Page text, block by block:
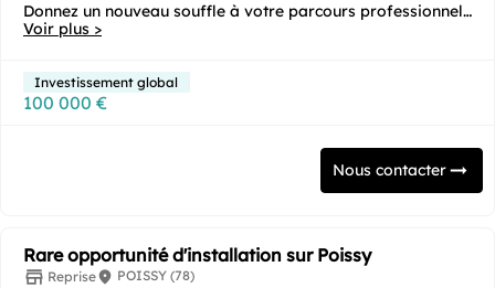
Donnez un nouveau souffle à votre parcours professionnel
en devenant expert immobilier à Cannes....
Voir plus >
Investissement global
100 000 €
Nous contacter
Rare opportunité d'installation sur Poissy
Reprise POISSY (78)